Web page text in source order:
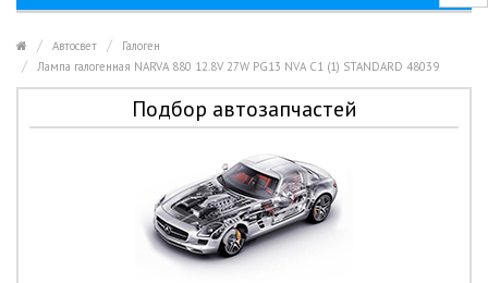
Автосвет
Галоген
Лампа галогенная NARVA 880 12.8V 27W PG13 NVA C1 (1) STANDARD 48039
Подбор автозапчастей